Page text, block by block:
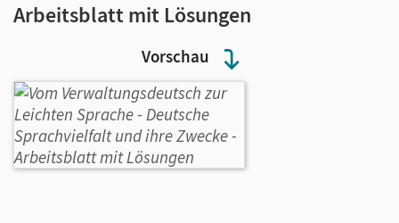
Vorschau
Arbeitsblatt mit Lösungen